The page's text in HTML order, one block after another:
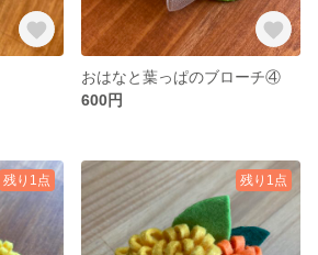
おはなと葉っぱのブローチ④
600円
残り1点 残り1点